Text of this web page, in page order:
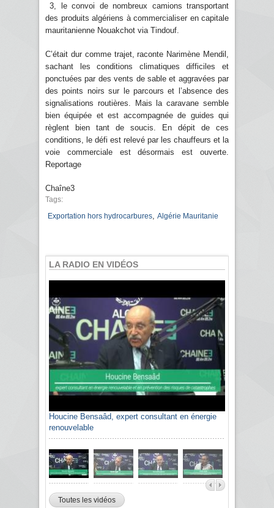
3, le convoi de nombreux camions transportant
des produits algériens à commercialiser en capitale
mauritanienne Nouakchot via Tindouf.
C’était dur comme trajet, raconte Narimène Mendil,
sachant les conditions climatiques difficiles et
ponctuées par des vents de sable et aggravées par
des points noirs sur le parcours et l’absence des
signalisations routières. Mais la caravane semble
bien équipée et est accompagnée de guides qui
règlent bien tant de soucis. En dépit de ces
conditions, le défi est relevé par les chauffeurs et la
voie commerciale est désormais est ouverte.
Reportage
Chaîne3
Tags:
Exportation hors hydrocarbures Algérie Mauritanie
LA RADIO EN VIDÉOS
Houcine Bensaâd, expert consultant en énergie
renouvelable
Toutes les vidéos